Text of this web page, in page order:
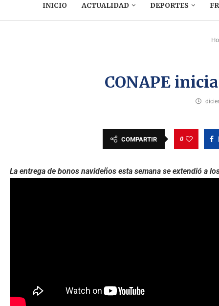
INICIO ACTUALIDAD DEPORTES
CONAPE
COMPARTIR 0
La entrega de bonos navideños esta semana se extendió a